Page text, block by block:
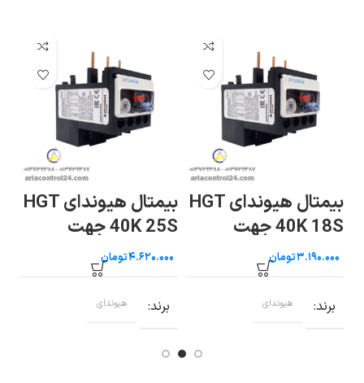
بیمتال هیوندای HGT
40K 18S جهت
کنتاکتور ۳۲ و ۴۰ آمپرتومان
برند هیوندای
بیمتال هیوندای HGT
40K 25S جهت
کنتاکتور ۳۲ و ۴۰ آمپرتومان
برند هیوندای